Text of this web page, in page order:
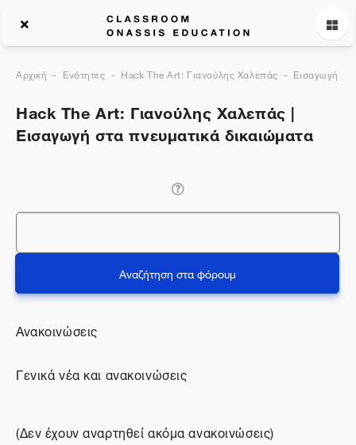
Αρχική Ενότητες Hack The Art: Γιανούλης Χαλεπάς Εισαγωγή
Hack The Art: Γιανούλης Χαλεπάς |
Εισαγωγή στα πνευματικά δικαιώματα
Αναζήτηση στα φόρουμ
Ανακοινώσεις
Γενικά νέα και ανακοινώσεις
(Δεν έχουν αναρτηθεί ακόμα ανακοινώσεις)